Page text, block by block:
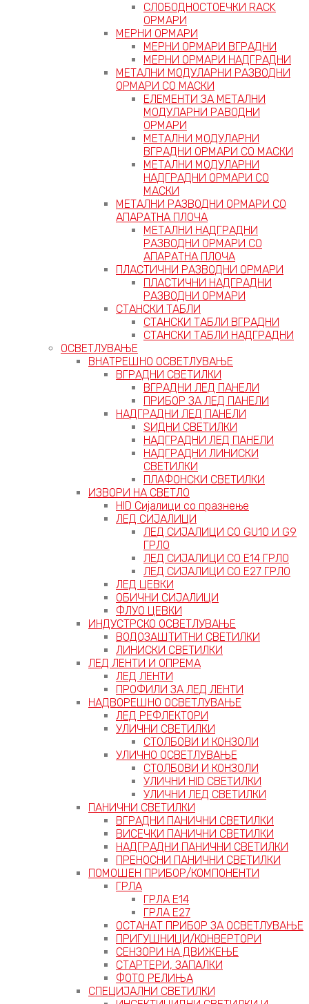
СЛОБОДНОСТОЕЧКИ RACK
ОРМАРИ
МЕРНИ ОРМАРИ
МЕРНИ ОРМАРИ ВГРАДНИ
МЕРНИ ОРМАРИ НАДГРАДНИ
МЕТАЛНИ МОДУЛАРНИ РАЗВОДНИ
ОРМАРИ СО МАСКИ
ЕЛЕМЕНТИ ЗА МЕТАЛНИ
МОДУЛАРНИ РАВОДНИ
ОРМАРИ
МЕТАЛНИ МОДУЛАРНИ
ВГРАДНИ ОРМАРИ СО МАСКИ
МЕТАЛНИ МОДУЛАРНИ
НАДГРАДНИ ОРМАРИ СО
МАСКИ
МЕТАЛНИ РАЗВОДНИ ОРМАРИ СО
АПАРАТНА ПЛОЧА
МЕТАЛНИ НАДГРАДНИ
РАЗВОДНИ ОРМАРИ СО
АПАРАТНА ПЛОЧА
ПЛАСТИЧНИ РАЗВОДНИ ОРМАРИ
ПЛАСТИЧНИ НАДГРАДНИ
РАЗВОДНИ ОРМАРИ
СТАНСКИ ТАБЛИ
СТАНСКИ ТАБЛИ ВГРАДНИ
СТАНСКИ ТАБЛИ НАДГРАДНИ
ОСВЕТЛУВАЊЕ
ВНАТРЕШНО ОСВЕТЛУВАЊЕ
ВГРАДНИ СВЕТИЛКИ
ВГРАДНИ ЛЕД ПАНЕЛИ
ПРИБОР ЗА ЛЕД ПАНЕЛИ
НАДГРАДНИ ЛЕД ПАНЕЛИ
ЅИДНИ СВЕТИЛКИ
НАДГРАДНИ ЛЕД ПАНЕЛИ
НАДГРАДНИ ЛИНИСКИ
СВЕТИЛКИ
ПЛАФОНСКИ СВЕТИЛКИ
ИЗВОРИ НА СВЕТЛО
HID Сијалици со празнење
ЛЕД СИЈАЛИЦИ
ЛЕД СИЈАЛИЦИ СО GU10 И G9
ГРЛО
ЛЕД СИЈАЛИЦИ СО Е14 ГРЛО
ЛЕД СИЈАЛИЦИ СО Е27 ГРЛО
ЛЕД ЦЕВКИ
ОБИЧНИ СИЈАЛИЦИ
ФЛУО ЦЕВКИ
ИНДУСТРСКО ОСВЕТЛУВАЊЕ
ВОДОЗАШТИТНИ СВЕТИЛКИ
ЛИНИСКИ СВЕТИЛКИ
ЛЕД ЛЕНТИ И ОПРЕМА
ЛЕД ЛЕНТИ
ПРОФИЛИ ЗА ЛЕД ЛЕНТИ
НАДВОРЕШНО ОСВЕТЛУВАЊЕ
ЛЕД РЕФЛЕКТОРИ
УЛИЧНИ СВЕТИЛКИ
СТОЛБОВИ И КОНЗОЛИ
УЛИЧНО ОСВЕТЛУВАЊЕ
СТОЛБОВИ И КОНЗОЛИ
УЛИЧНИ HID СВЕТИЛКИ
УЛИЧНИ ЛЕД СВЕТИЛКИ
ПАНИЧНИ СВЕТИЛКИ
ВГРАДНИ ПАНИЧНИ СВЕТИЛКИ
ВИСЕЧКИ ПАНИЧНИ СВЕТИЛКИ
НАДГРАДНИ ПАНИЧНИ СВЕТИЛКИ
ПРЕНОСНИ ПАНИЧНИ СВЕТИЛКИ
ПОМОШЕН ПРИБОР/КОМПОНЕНТИ
ГРЛА
ГРЛА Е14
ГРЛА Е27
ОСТАНАТ ПРИБОР ЗА ОСВЕТЛУВАЊЕ
ПРИГУШНИЦИ/КОНВЕРТОРИ
СЕНЗОРИ НА ДВИЖЕЊЕ
СТАРТЕРИ, ЗАПАЛКИ
ФОТО РЕЛИЊА
СПЕЦИЈАЛНИ СВЕТИЛКИ